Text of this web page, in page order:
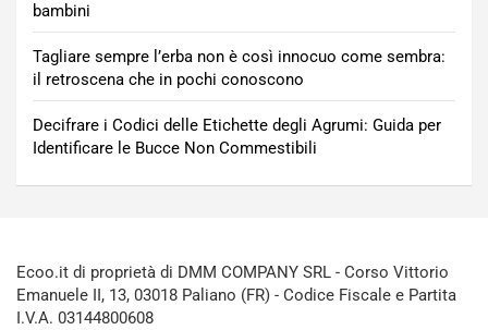
bambini
Tagliare sempre l’erba non è così innocuo come sembra:
il retroscena che in pochi conoscono
Decifrare i Codici delle Etichette degli Agrumi: Guida per
Identificare le Bucce Non Commestibili
Ecoo.it di proprietà di DMM COMPANY SRL - Corso Vittorio
Emanuele II, 13, 03018 Paliano (FR) - Codice Fiscale e Partita
I.V.A. 03144800608